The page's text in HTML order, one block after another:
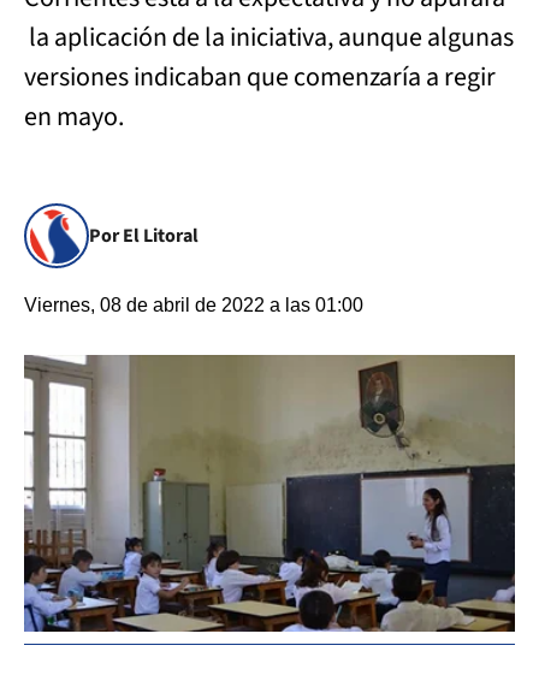
la aplicación de la iniciativa, aunque algunas
versiones indicaban que comenzaría a regir
en mayo.
Por El Litoral
Viernes, 08 de abril de 2022 a las 01:00